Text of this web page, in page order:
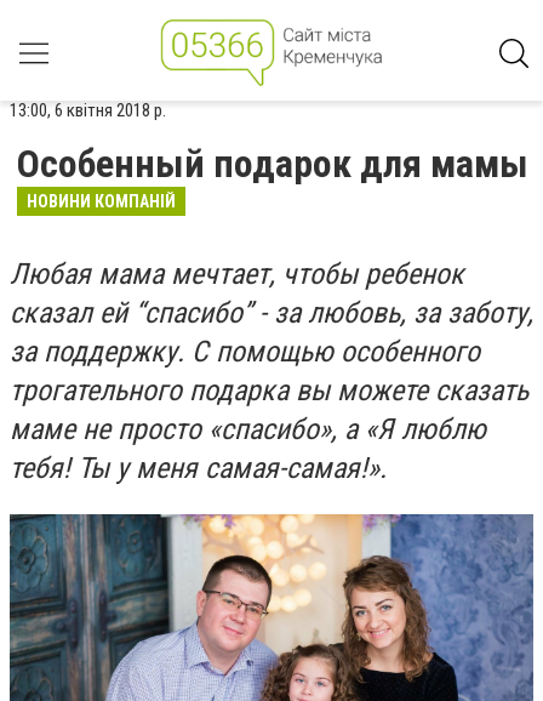
13:00, 6 квітня 2018 р.
Особенный подарок для мамы
НОВИНИ КОМПАНІЙ
Любая мама мечтает, чтобы ребенок
сказал ей “спасибо” - за любовь, за заботу,
за поддержку. С помощью особенного
трогательного подарка вы можете сказать
маме не просто «спасибо», а «Я люблю
тебя! Ты у меня самая-самая!».